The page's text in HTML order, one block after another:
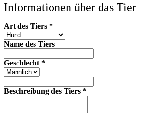
Informationen über das Tier
Art des Tiers *
Name des Tiers
Geschlecht *
Beschreibung des Tiers *